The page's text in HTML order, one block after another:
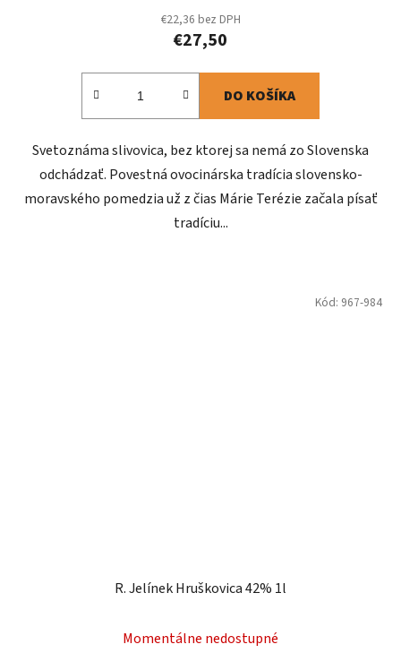
€22,36 bez DPH
€27,50
DO KOŠÍKA
Svetoznáma slivovica, bez ktorej sa nemá zo Slovenska
odchádzať. Povestná ovocinárska tradícia slovensko-
moravského pomedzia už z čias Márie Terézie začala písať
tradíciu...
R. Jelínek Hruškovica 42% 1l
Momentálne nedostupné
Kód: 967-984